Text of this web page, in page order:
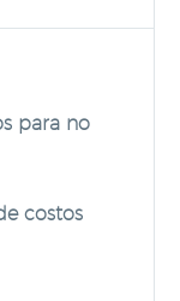
para no
costos